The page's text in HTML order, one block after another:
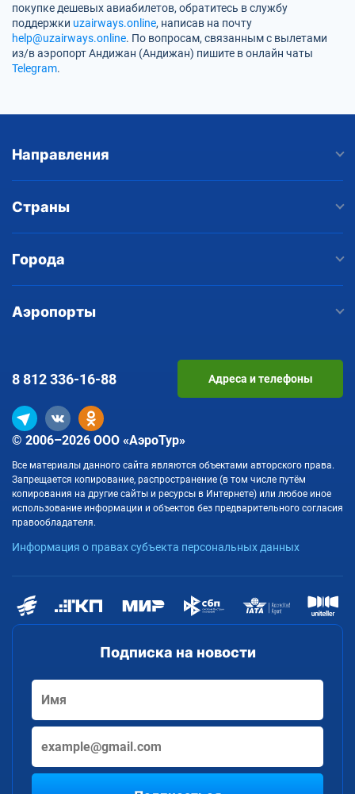
покупке дешевых авиабилетов, обратитесь в службу
поддержки uzairways.online, написав на почту
help@uzairways.online. По вопросам, связанным с вылетами
из/в аэропорт Андижан (Андижан) пишите в онлайн чаты
Telegram.
Направления
Страны
Города
Аэропорты
Подписка на новости
© 2006–2026 ООО «АэроТур»
Все материалы данного сайта являются объектами авторского права.
Запрещается копирование, распространение (в том числе путём
копирования на другие сайты и ресурсы в Интернете) или любое иное
использование информации и объектов без предварительного согласия
правообладателя.
Информация о правах субъекта персональных данных
8 812336-16-88 Адреса и телефоны